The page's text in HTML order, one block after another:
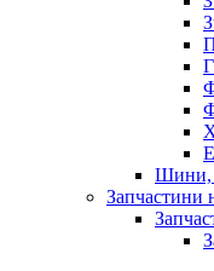
Шини,
Запчастини